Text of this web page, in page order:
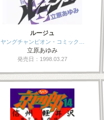
ルージュ
ヤングチャンピオン・コミック…
立原あゆみ
発売日：1998.03.27